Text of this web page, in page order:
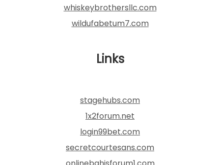
whiskeybrothersllc.com
wildufabetum7.com
Links
stagehubs.com
1x2forum.net
login99bet.com
secretcourtesans.com